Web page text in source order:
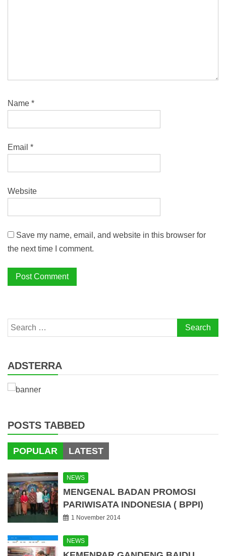
Name *
Email *
Website
Save my name, email, and website in this browser for
the next time I comment.
Search
for:
ADSTERRA
POSTS TABBED
POPULAR LATEST
NEWS
MENGENAL BADAN PROMOSI
PARIWISATA INDONESIA ( BPPI)
1 November 2014
NEWS